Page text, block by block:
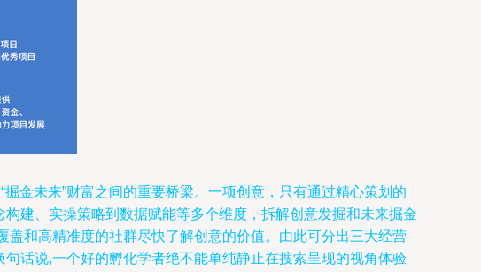
金未来”财富之间的重要桥梁。一项创意，只有通过精心策划的
建、实操策略到数据赋能等多个维度，拆解创意发掘和未来掘金
和高精准度的社群尽快了解创意的价值。由此可分出三大经营
话说,一个好的孵化学者绝不能单纯静止在搜索呈现的视角体验